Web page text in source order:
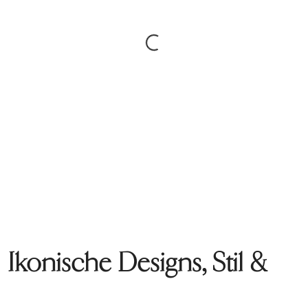
Ikonische Designs, Stil &